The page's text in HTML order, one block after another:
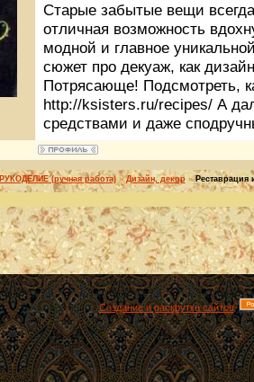
Старые забытые вещи
отличная возможность
модной и главное
сюжет про декуаж, как
Потрясающе! Подсмотреть,
http://ksisters.ru/recipes/ А
средствами и даже
РУКОДЕЛИЕ (ручная работа) » Дизайн, декор » Реставрация
Создание и раскрутка сайтов